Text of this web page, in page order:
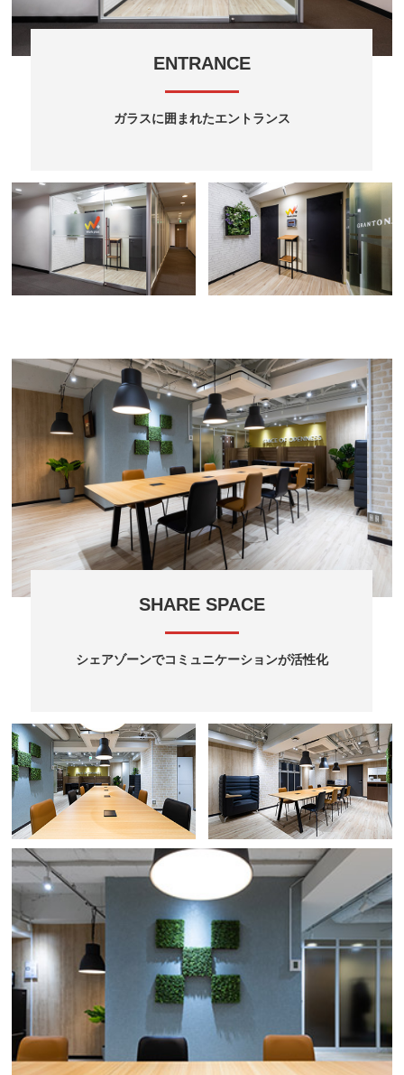
ENTRANCE
ガラスに囲まれたエントランス
SHARE SPACE
シェアゾーンでコミュニケーションが活性化